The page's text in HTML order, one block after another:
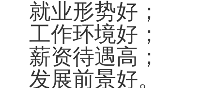
就业形势好；
工作环境好；
薪资待遇高；
发展前景好。